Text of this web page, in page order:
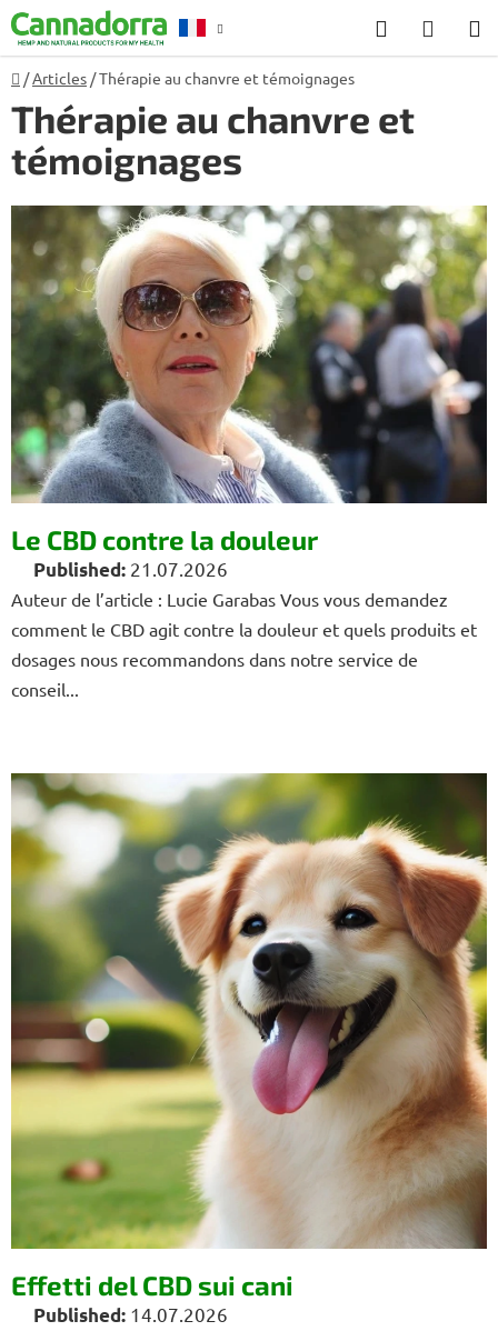
Aller
au
contenu
Recherche
Accueil
/Articles /Thérapie au chanvre et témoignages
Thérapie au chanvre et
témoignages
L
i
s
t
e
d
e
s
a
r
t
i
l
e
s
Le CBD contre la douleur
21.07.2026
Auteur de l’article : Lucie Garabas Vous vous demandez
comment le CBD agit contre la douleur et quels produits et
dosages nous recommandons dans notre service de
conseil...
Effetti del CBD sui cani
14.07.2026